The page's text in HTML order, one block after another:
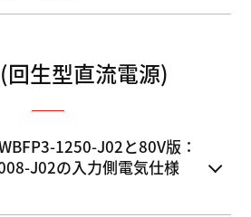
回生型直流電源)
1250-J02と80V版：
J02の入力側電気仕様